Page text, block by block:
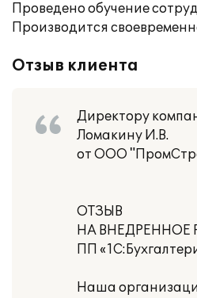
Проведено обучение
Производится
Отзыв клиента
Директору
Ломакину И.В.
от ООО
ОТЗЫВ
НА ВНЕДРЕННОЕ
ПП
Наша